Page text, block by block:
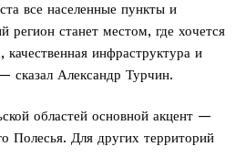
все населенные пункты и
регион станет местом, где хочется
качественная инфраструктура и
сказал Александр Турчин.
областей основной акцент —
Полесья. Для других территорий